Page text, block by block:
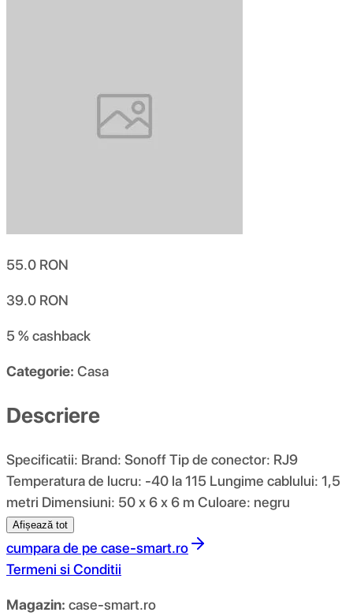
55.0 RON
39.0 RON
5 %cashback
Categorie: Casa
Descriere
Specificatii: Brand: Sonoff Tip de conector: RJ9
Temperatura de lucru: -40 la 115 Lungime cablului: 1,5
metri Dimensiuni: 50 x 6 x 6 m Culoare: negru
Afișează tot
cumpara de pe case-smart.ro
Termeni si Conditii
Magazin: case-smart.ro